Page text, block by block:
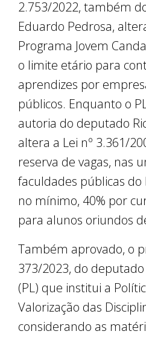
2.753/2022, também
Eduardo Pedrosa,
Programa Jovem
o limite etário para
aprendizes por
públicos. Enquanto o
autoria do deputado
altera a Lei nº 3.361/
reserva de vagas, nas
faculdades públicas do
no mínimo, 40% por
para alunos oriundos
Também aprovado, o
373/2023, do
(PL) que institui a
Valorização das
considerando as